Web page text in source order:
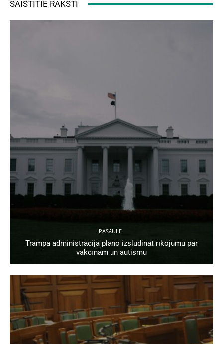
SAISTĪTIE RAKSTI
PASAULĒ
Trampa administrācija plāno izsludināt rīkojumu par
vakcīnām un autismu